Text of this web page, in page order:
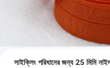
সাইক্লিং পরিধানের জন্য 25 মিমি